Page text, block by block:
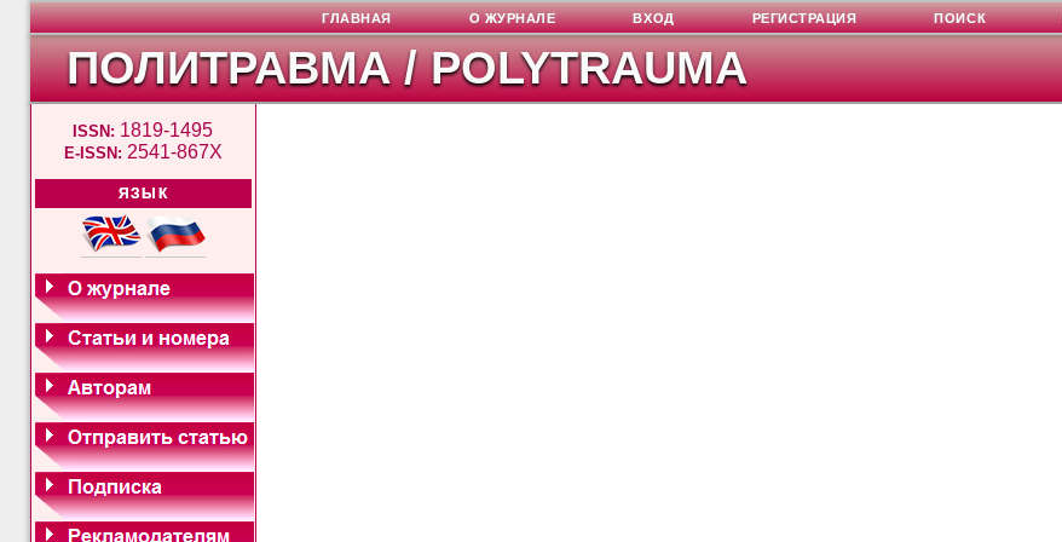
ПОЛИТРАВМА / POLYTRAUMA
ISSN: 1819-1495
E-ISSN: 2541-867X
ЯЗЫК
ГЛАВНАЯ О ЖУРНАЛЕ ВХОД РЕГИСТРАЦИЯ ПОИСК